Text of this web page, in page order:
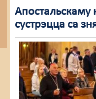
Апостальскаму
сустрэцца са